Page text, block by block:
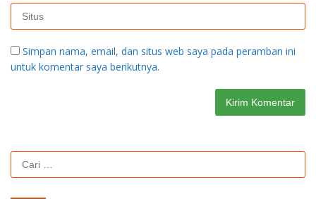
Simpan nama, email, dan situs web saya pada peramban ini
untuk komentar saya berikutnya.
Cari
untuk: